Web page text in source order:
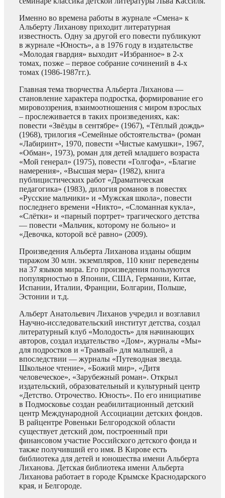
Именно во времена работы в журнале «Смена» к
Альберту Лиханову приходит литературная
известность. Одну за другой его повести публикуют
в журнале «Юность», а в 1976 году в издательстве
«Молодая гвардия» выходит «Избранное» в 2-х
томах, позже – первое собрание сочинений в 4-х
томах (1986-1987гг.).
Главная тема творчества Альберта Лиханова —
становление характера подростка, формирование его
мировоззрения, взаимоотношения с миром взрослых
– прослеживается в таких произведениях, как:
повести «Звёзды в сентябре» (1967), «Тёплый дождь»
(1968), трилогия «Семейные обстоятельства» (роман
«Лабиринт», 1970, повести «Чистые камушки», 1967,
«Обман», 1973), роман для детей младшего возраста
«Мой генерал» (1975), повести «Голгофа», «Благие
намерения», «Высшая мера» (1982), книга
публицистических работ «Драматическая
педагогика» (1983), дилогия романов в повестях
«Русские мальчики» и «Мужская школа», повести
последнего времени «Никто», «Сломанная кукла»,
«Слётки» и «парный портрет» трагического детства
— повести «Мальчик, которому не больно» и
«Девочка, которой всё равно» (2009).
Произведения Альберта Лиханова изданы общим
тиражом 30 млн. экземпляров, 110 книг переведены
на 37 языков мира. Его произведения пользуются
популярностью в Японии, США, Германии, Китае,
Испании, Италии, Франции, Болгарии, Польше,
Эстонии и т.д.
Альберт Анатольевич Лиханов учредил и возглавил
Научно-исследовательский институт детства, создал
литературный клуб «Молодость» для начинающих
авторов, создал издательство «Дом», журналы «Мы»
для подростков и «Трамвай» для малышей, а
впоследствии — журналы «Путеводная звезда.
Школьное чтение», «Божий мир», «Дитя
человеческое», «Зарубежный роман». Открыл
издательский, образовательный и культурный центр
«Детство. Отрочество. Юность». По его инициативе
в Подмосковье создан реабилитационный детский
центр Международной Ассоциации детских фондов.
В райцентре Ровеньки Белгородской области
существует детский дом, построенный при
финансовом участие Российского детского фонда и
также получивший его имя. В Кирове есть
библиотека для детей и юношества имени Альберта
Лиханова. Детская библиотека имени Альберта
Лиханова работает в городе Крымске Краснодарского
края, и Белгороде.